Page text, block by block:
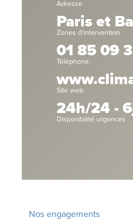
Adresse
Paris et
Zones d’intervention
01 85 09
Téléphone
Site web
24h/24 -
Disponibilité urgences
Nos engagements